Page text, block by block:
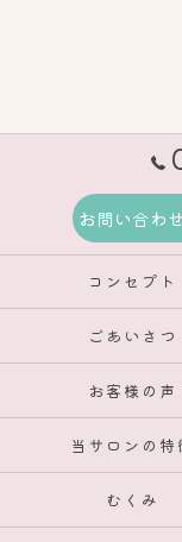
お問い合わ
コンセプト
ごあいさつ
お客様の声
当サロンの特
むくみ